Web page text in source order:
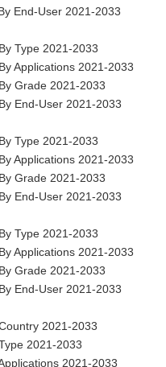
End-User 2021-2033
Type 2021-2033
Applications 2021-2033
Grade 2021-2033
End-User 2021-2033
Type 2021-2033
Applications 2021-2033
Grade 2021-2033
End-User 2021-2033
Type 2021-2033
Applications 2021-2033
Grade 2021-2033
End-User 2021-2033
2021-2033
2021-2033
2021-2033